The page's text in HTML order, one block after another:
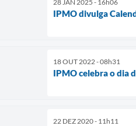
28 JAN 2025 - 16h06
IPMO divulga
18 OUT 2022 - 08h31
IPMO celebra o dia
22 DEZ 2020 - 11h11